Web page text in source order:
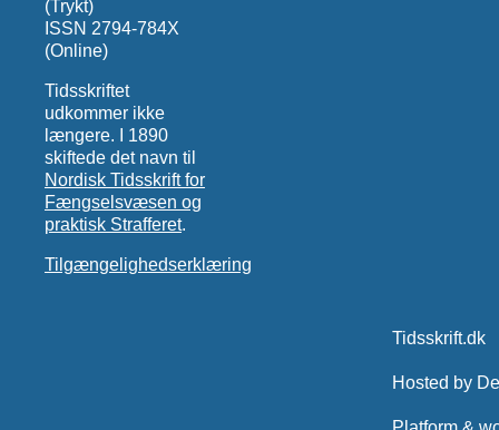
(Trykt)
ISSN 2794-784X
(Online)
Tidsskriftet
udkommer ikke
længere. I 1890
skiftede det navn til
Nordisk Tidsskrift for
Fængselsvæsen og
praktisk Strafferet.
Tilgængelighedserklæring